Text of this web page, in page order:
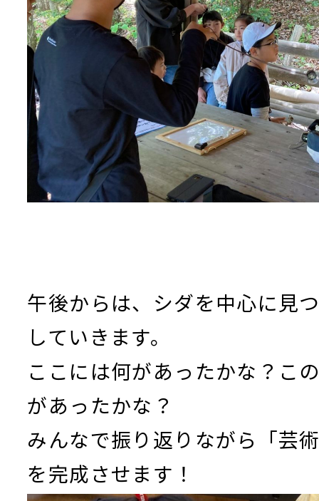
午後からは、シダを中心に見
していきます。
ここには何があったかな？こ
があったかな？
みんなで振り返りながら「芸
を完成させます！